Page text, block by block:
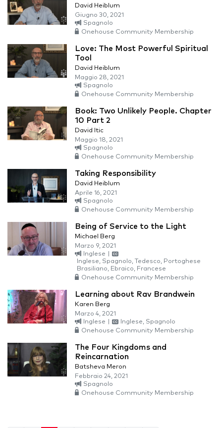
David Heiblum
Giugno 30, 2021
Spagnolo
Onehouse Community Membership
Love: The Most Powerful Spiritual
Tool
David Heiblum
Maggio 28, 2021
Spagnolo
Onehouse Community Membership
Book: Two Unlikely People. Chapter
10 Part 2
David Itic
Maggio 18, 2021
Spagnolo
Onehouse Community Membership
Taking Responsibility
David Heiblum
Aprile 16, 2021
Spagnolo
Onehouse Community Membership
Being of Service to the Light
Michael Berg
Marzo 9, 2021
Inglese
Inglese, Spagnolo, Tedesco, Portoghese
Brasiliano, Ebraico, Francese
Onehouse Community Membership
Learning about Rav Brandwein
Karen Berg
Marzo 4, 2021
Inglese
Inglese, Spagnolo
Onehouse Community Membership
The Four Kingdoms and
Reincarnation
Batsheva Meron
Febbraio 24, 2021
Spagnolo
Onehouse Community Membership